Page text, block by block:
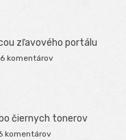
zľavového portálu
6 komentárov
čiernych tonerov
komentárov